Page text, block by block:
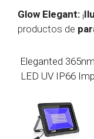
Glow Elegant: ¡
productos de
Eleganted
LED UV IP66